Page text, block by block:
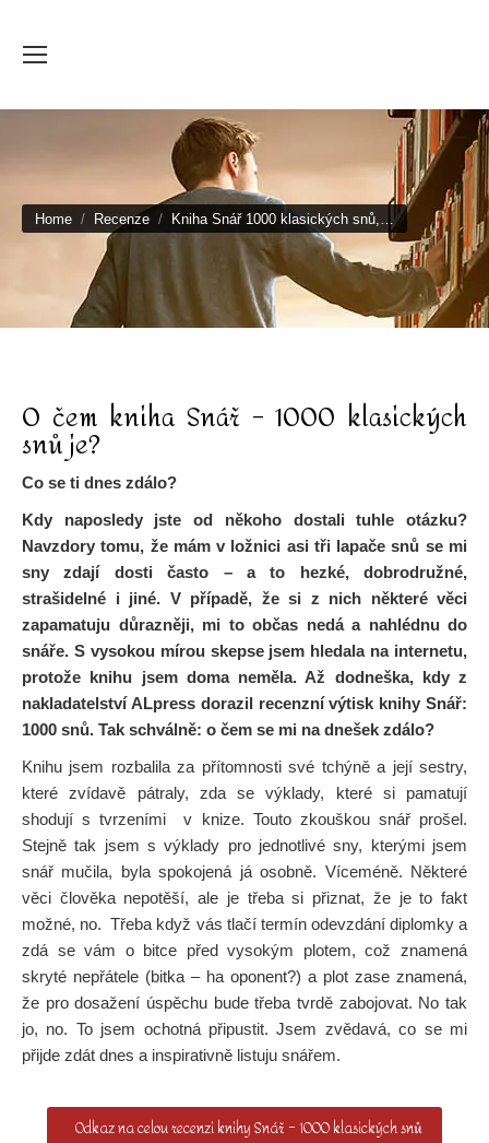
You are here:
Home Recenze Kniha Snář 1000 klasických snů,…
O čem kniha Snář – 1000 klasických
snů je?
Co se ti dnes zdálo?
Kdy naposledy jste od někoho dostali tuhle otázku?
Navzdory tomu, že mám v ložnici asi tři lapače snů se mi
sny zdají dosti často – a to hezké, dobrodružné,
strašidelné i jiné. V případě, že si z nich některé věci
zapamatuju důrazněji, mi to občas nedá a nahlédnu do
snáře. S vysokou mírou skepse jsem hledala na internetu,
protože knihu jsem doma neměla. Až dodneška, kdy z
nakladatelství ALpress dorazil recenzní výtisk knihy Snář:
1000 snů. Tak schválně: o čem se mi na dnešek zdálo?
Knihu jsem rozbalila za přítomnosti své tchýně a její sestry,
které zvídavě pátraly, zda se výklady, které si pamatují
shodují s tvrzeními v knize. Touto zkouškou snář prošel.
Stejně tak jsem s výklady pro jednotlivé sny, kterými jsem
snář mučila, byla spokojená já osobně. Víceméně. Některé
věci člověka nepotěší, ale je třeba si přiznat, že je to fakt
možné, no. Třeba když vás tlačí termín odevzdání diplomky a
zdá se vám o bitce před vysokým plotem, což znamená
skryté nepřátele (bitka – ha oponent?) a plot zase znamená,
že pro dosažení úspěchu bude třeba tvrdě zabojovat. No tak
jo, no. To jsem ochotná připustit. Jsem zvědavá, co se mi
přijde zdát dnes a inspirativně listuju snářem.
Odkaz na celou recenzi knihy Snář – 1000 klasických snů